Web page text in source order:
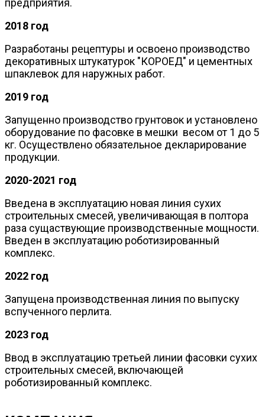
2018 год
Разработаны рецептуры и освоено производство
декоративных штукатурок "КОРОЕД" и цементных
шпаклевок для наружных работ.
2019 год
Запущенно производство грунтовок и установлено
оборудование по фасовке в мешки весом от 1 до 5
кг. Осуществлено обязательное декларирование
продукции.
2020-2021 год
Введена в эксплуатацию новая линия сухих
строительных смесей, увеличивающая в полтора
раза сущаствующие производственные мощности.
Введен в эксплуатацию роботизированный
комплекс.
2022 год
Запущена производственная линия по выпуску
вспученного перлита.
2023 год
Ввод в эксплуатацию третьей линии фасовки сухих
строительных смесей, включающей
роботизированный комплекс.